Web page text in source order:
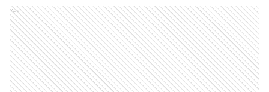
Ads